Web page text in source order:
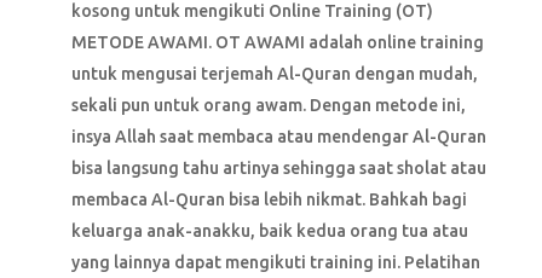
kosong untuk mengikuti Online Training (OT)
METODE AWAMI. OT AWAMI adalah online training
untuk mengusai terjemah Al-Quran dengan mudah,
sekali pun untuk orang awam. Dengan metode ini,
insya Allah saat membaca atau mendengar Al-Quran
bisa langsung tahu artinya sehingga saat sholat atau
membaca Al-Quran bisa lebih nikmat. Bahkah bagi
keluarga anak-anakku, baik kedua orang tua atau
yang lainnya dapat mengikuti training ini. Pelatihan